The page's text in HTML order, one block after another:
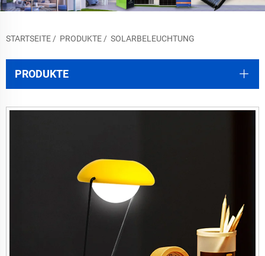
STARTSEITE / PRODUKTE / SOLARBELEUCHTUNG
PRODUKTE